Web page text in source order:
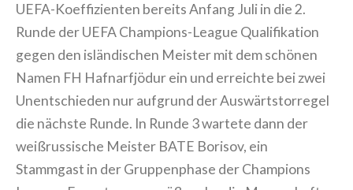
UEFA-Koeffizienten bereits Anfang Juli in die 2.
Runde der UEFA Champions-League Qualifikation
gegen den isländischen Meister mit dem schönen
Namen FH Hafnarfjödur ein und erreichte bei zwei
Unentschieden nur aufgrund der Auswärtstorregel
die nächste Runde. In Runde 3 wartete dann der
weißrussische Meister BATE Borisov, ein
Stammgast in der Gruppenphase der Champions